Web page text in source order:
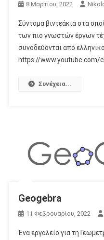
8 Μαρτίου, 2022
Σύντομα βιντεάκια στα
των πιο γνωστών έργων
συνοδεύονται από
https://www.youtube.com/
Συνέχεια...
Geogebra
11 Φεβρουαρίου, 2022
Ένα εργαλείο για τη